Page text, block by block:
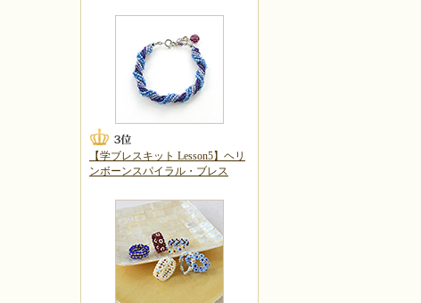
【学ブレスキット Lesson5】ヘリ
ンボーンスパイラル・ブレス